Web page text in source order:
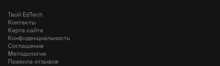
Твой EdTech
Контакты
Карта сайта
Конфиденциальность
Соглашение
Методология
Правила отзывов